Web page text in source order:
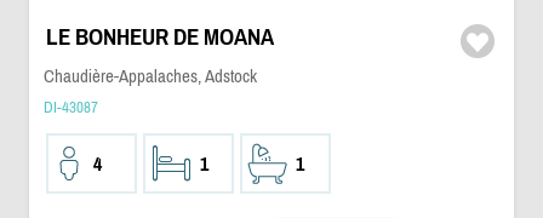
LE BONHEUR DE MOANA
Chaudière-Appalaches, Adstock
DI-43087
4 1 1